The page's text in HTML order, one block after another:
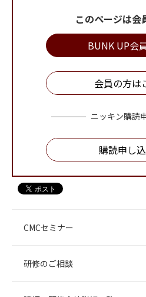
このページは会
BUNK UP会
会員の方は
ニッキン購読
購読申し
CMCセミナー
研修のご相談